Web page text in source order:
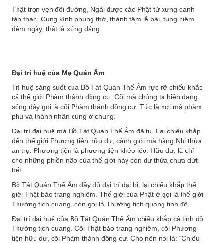
Thật trọn vẹn đôi đường, Ngài được các Phật tử xưng danh
tán thán. Cung kính phụng thờ, thành tâm lễ bái, tụng niệm
đêm ngày, thật là xứng đáng.
Đại trí huệ của Mẹ Quán Âm
Trí huệ sáng suốt của Bồ Tát Quán Thế Âm rực rỡ chiếu khắp
cả thế giới Phàm thánh đồng cư. Cõi mà chúng ta hiện đang
sống đây gọi là cõi Phàm thánh đồng cư. Tức là nơi mà phàm
phu và thánh nhân cùng ở chung.
Ðại trí đại huệ mà Bồ Tát Quán Thế Âm đã tu. Lại chiếu khắp
đến thế giới Phương tiện hữu dư, cảnh giới mà hàng Nhị thừa
an trụ. Phương tiện là phương tiện khéo léo. Hữu dư, là chỉ
cho những phiền não của thế giới này còn dư thừa chưa dứt
hết.
Bồ Tát Quán Thế Âm đầy đủ đại trí đại bi, lại chiếu khắp thế
giới Thật báo trang nghiêm. Thế giới của Phật ở gọi là thế giới
Thường tịch quang, còn gọi là Thường tịch quang tịnh độ.
Ðại trí đại huệ của Bồ Tát Quán Thế Âm chiếu khắp cả tịnh độ
Thường tịch quang. Cõi Thật báo trang nghiêm, cõi Phương
tiện hữu dư, cõi Phàm thánh đồng cư. Cho nên nói là: “Chiếu